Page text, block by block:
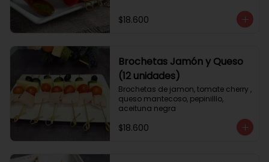
$18.600
Brochetas Jamón y Queso
(12 unidades)
Brochetas de jamon, tomate cherry ,
queso mantecoso, pepinilllo,
aceituna negra
$18.600